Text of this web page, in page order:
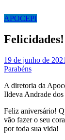
APOCEPI
Felicidades!
19 de junho de 2021
Parabéns
A diretoria da
Ildeva Andrade dos
Feliz aniversário!
vão fazer o seu
por toda sua vida!